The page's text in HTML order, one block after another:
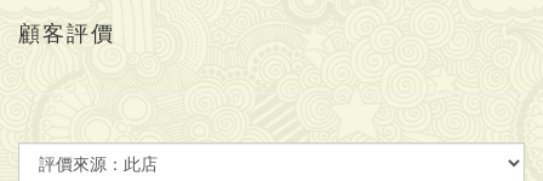
顧客評價